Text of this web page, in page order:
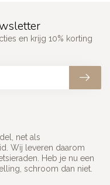
net als
Wij leveren daarom
Heb je nu een
schroom dan niet.
en krijg 10% korting